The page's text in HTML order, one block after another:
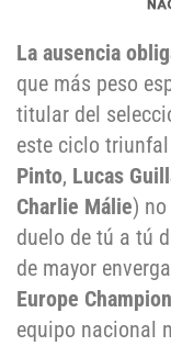
La ausencia
que más peso
titular del
este ciclo
Pinto, Lucas
Charlie Málie) no
duelo de tú a tú
de mayor
Europe
equipo nacional